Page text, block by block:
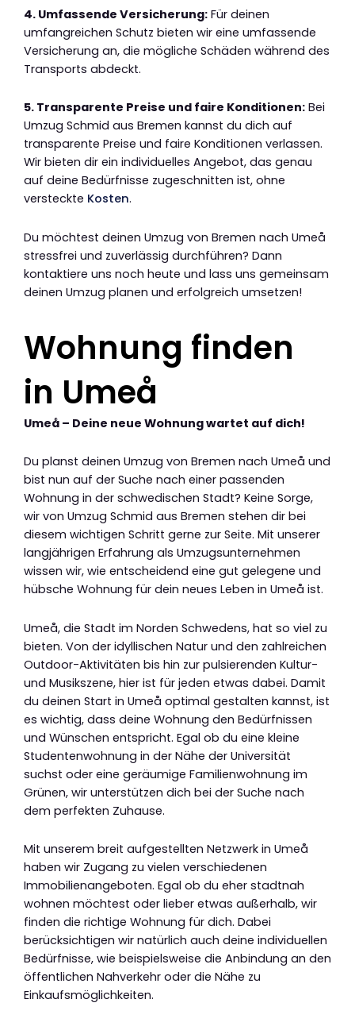
4. Umfassende Versicherung: Für deinen
umfangreichen Schutz bieten wir eine umfassende
Versicherung an, die mögliche Schäden während des
Transports abdeckt.
5. Transparente Preise und faire Konditionen: Bei
Umzug Schmid aus Bremen kannst du dich auf
transparente Preise und faire Konditionen verlassen.
Wir bieten dir ein individuelles Angebot, das genau
auf deine Bedürfnisse zugeschnitten ist, ohne
versteckte Kosten.
Du möchtest deinen Umzug von Bremen nach Umeå
stressfrei und zuverlässig durchführen? Dann
kontaktiere uns noch heute und lass uns gemeinsam
deinen Umzug planen und erfolgreich umsetzen!
Wohnung finden
in Umeå
Umeå – Deine neue Wohnung wartet auf dich!
Du planst deinen Umzug von Bremen nach Umeå und
bist nun auf der Suche nach einer passenden
Wohnung in der schwedischen Stadt? Keine Sorge,
wir von Umzug Schmid aus Bremen stehen dir bei
diesem wichtigen Schritt gerne zur Seite. Mit unserer
langjährigen Erfahrung als Umzugsunternehmen
wissen wir, wie entscheidend eine gut gelegene und
hübsche Wohnung für dein neues Leben in Umeå ist.
Umeå, die Stadt im Norden Schwedens, hat so viel zu
bieten. Von der idyllischen Natur und den zahlreichen
Outdoor-Aktivitäten bis hin zur pulsierenden Kultur-
und Musikszene, hier ist für jeden etwas dabei. Damit
du deinen Start in Umeå optimal gestalten kannst, ist
es wichtig, dass deine Wohnung den Bedürfnissen
und Wünschen entspricht. Egal ob du eine kleine
Studentenwohnung in der Nähe der Universität
suchst oder eine geräumige Familienwohnung im
Grünen, wir unterstützen dich bei der Suche nach
dem perfekten Zuhause.
Mit unserem breit aufgestellten Netzwerk in Umeå
haben wir Zugang zu vielen verschiedenen
Immobilienangeboten. Egal ob du eher stadtnah
wohnen möchtest oder lieber etwas außerhalb, wir
finden die richtige Wohnung für dich. Dabei
berücksichtigen wir natürlich auch deine individuellen
Bedürfnisse, wie beispielsweise die Anbindung an den
öffentlichen Nahverkehr oder die Nähe zu
Einkaufsmöglichkeiten.